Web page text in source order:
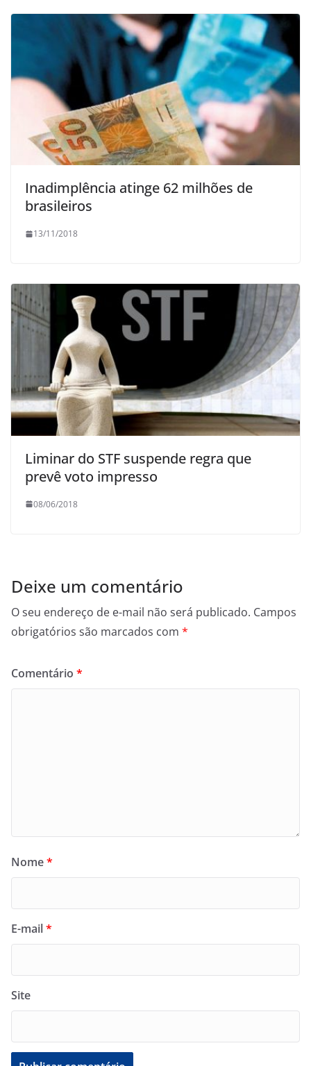
Inadimplência atinge 62 milhões de
brasileiros
13/11/2018
Liminar do STF suspende regra que
prevê voto impresso
08/06/2018
Deixe um comentário
O seu endereço de e-mail não será publicado. Campos
obrigatórios são marcados com *
Comentário *
Nome*
E-mail*
Site